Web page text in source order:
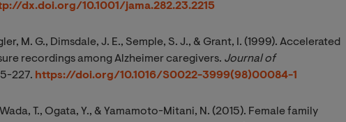
dx.doi.org/10.1001/jama.282.23.2215
M. G., Dimsdale, J. E., Semple, S. J., & Grant, I. (1999). Accelerated
recordings among Alzheimer caregivers. Journal of
227. https://doi.org/10.1016/S0022-3999(98)00084-1
T., Ogata, Y., & Yamamoto-Mitani, N. (2015). Female family